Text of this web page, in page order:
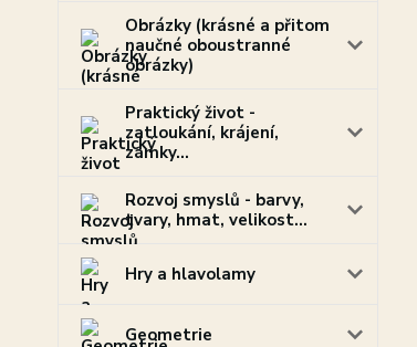
Obrázky (krásné a přitom
naučné oboustranné
obrázky)
Praktický život -
zatloukání, krájení,
zámky...
Rozvoj smyslů - barvy,
tvary, hmat, velikost...
Hry a hlavolamy
Geometrie